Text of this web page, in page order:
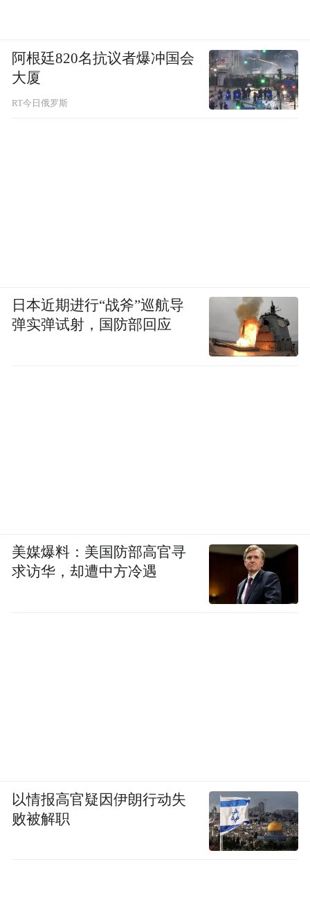
阿根廷820名抗议者爆冲国会
大厦
RT今日俄罗斯
日本近期进行“战斧”巡航导
弹实弹试射，国防部回应
美媒爆料：美国防部高官寻
求访华，却遭中方冷遇
以情报高官疑因伊朗行动失
败被解职